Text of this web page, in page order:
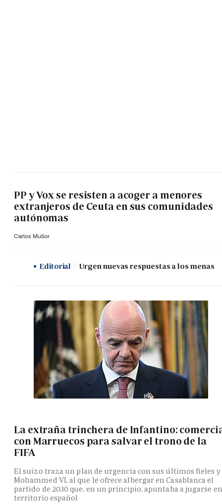
PP y Vox se resisten a acoger a menores
extranjeros de Ceuta en sus comunidades
autónomas
Carlos Mullor
Editorial Urgen nuevas respuestas a los menas
La extraña trinchera de Infantino:
con Marruecos para salvar el trono de la
FIFA
El suizo traza un plan de urgencia con sus últimos fieles y
Mohammed VI, al que le ofrece albergar en Casablanca el
partido de 2030 que, en un principio, apuntaba a jugarse en
territorio español